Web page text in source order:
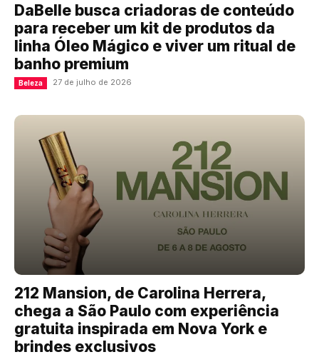
DaBelle busca criadoras de conteúdo
para receber um kit de produtos da
linha Óleo Mágico e viver um ritual de
banho premium
Beleza 27 de julho de 2026
212 Mansion, de Carolina Herrera,
chega a São Paulo com experiência
gratuita inspirada em Nova York e
brindes exclusivos